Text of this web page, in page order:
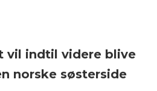
vil indtil videre blive
norske søsterside